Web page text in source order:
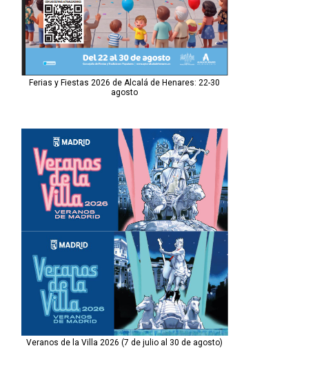
Ferias y Fiestas 2026 de Alcalá de Henares: 22-30
agosto
Veranos de la Villa 2026 (7 de julio al 30 de agosto)